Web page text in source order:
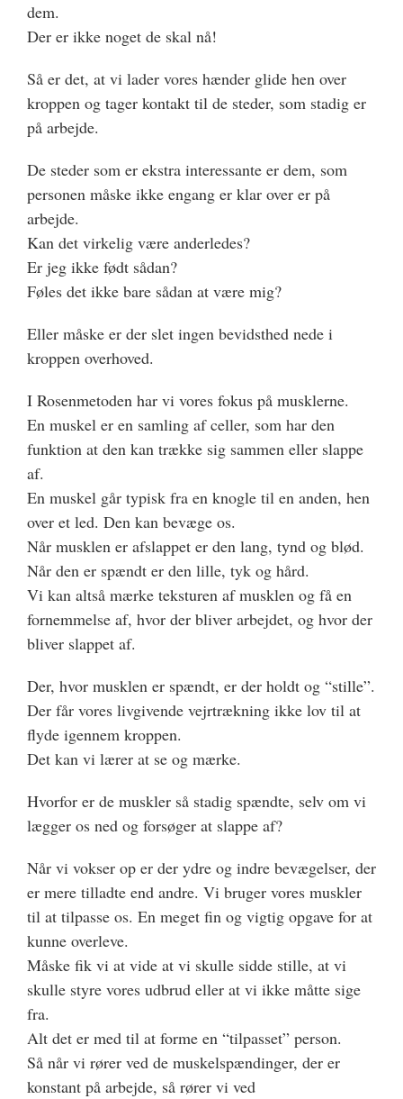
dem.
Der er ikke noget de skal nå!
Så er det, at vi lader vores hænder glide hen over
kroppen og tager kontakt til de steder, som stadig er
på arbejde.
De steder som er ekstra interessante er dem, som
personen måske ikke engang er klar over er på
arbejde.
Kan det virkelig være anderledes?
Er jeg ikke født sådan?
Føles det ikke bare sådan at være mig?
Eller måske er der slet ingen bevidsthed nede i
kroppen overhoved.
I Rosenmetoden har vi vores fokus på musklerne.
En muskel er en samling af celler, som har den
funktion at den kan trække sig sammen eller slappe
af.
En muskel går typisk fra en knogle til en anden, hen
over et led. Den kan bevæge os.
Når musklen er afslappet er den lang, tynd og blød.
Når den er spændt er den lille, tyk og hård.
Vi kan altså mærke teksturen af musklen og få en
fornemmelse af, hvor der bliver arbejdet, og hvor der
bliver slappet af.
Der, hvor musklen er spændt, er der holdt og “stille”.
Der får vores livgivende vejrtrækning ikke lov til at
flyde igennem kroppen.
Det kan vi lærer at se og mærke.
Hvorfor er de muskler så stadig spændte, selv om vi
lægger os ned og forsøger at slappe af?
Når vi vokser op er der ydre og indre bevægelser, der
er mere tilladte end andre. Vi bruger vores muskler
til at tilpasse os. En meget fin og vigtig opgave for at
kunne overleve.
Måske fik vi at vide at vi skulle sidde stille, at vi
skulle styre vores udbrud eller at vi ikke måtte sige
fra.
Alt det er med til at forme en “tilpasset” person.
Så når vi rører ved de muskelspændinger, der er
konstant på arbejde, så rører vi ved